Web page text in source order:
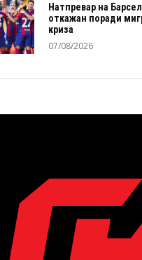
Натпревар на
откажан поради
криза
07/08/2026